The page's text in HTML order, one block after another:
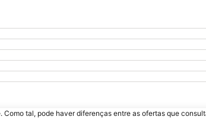
tal, pode haver diferenças entre as ofertas que